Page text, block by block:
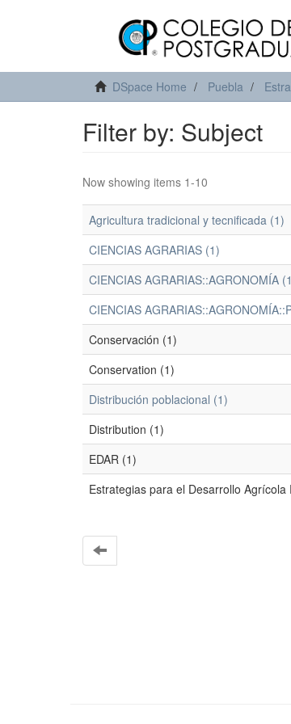
DSpace Home Puebla
Filter by: Subject
Now showing items 1-10
Agricultura tradicional y tecnificada (1)
CIENCIAS AGRARIAS (1)
CIENCIAS AGRARIAS::AGRONOMÍA
CIENCIAS
Conservación (1)
Conservation (1)
Distribución poblacional (1)
Distribution (1)
EDAR (1)
Estrategias para el Desarrollo Agrícola